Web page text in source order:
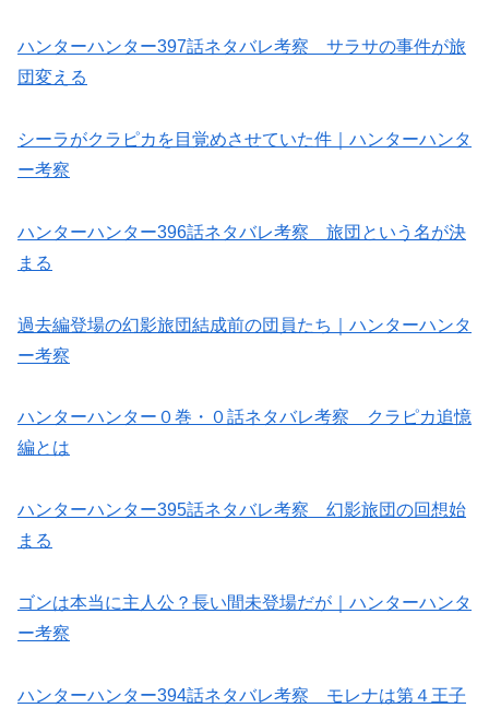
ハンターハンター397話ネタバレ考察 サラサの事件が旅
団変える
シーラがクラピカを目覚めさせていた件｜ハンターハンタ
ー考察
ハンターハンター396話ネタバレ考察 旅団という名が決
まる
過去編登場の幻影旅団結成前の団員たち｜ハンターハンタ
ー考察
ハンターハンター０巻・０話ネタバレ考察 クラピカ追憶
編とは
ハンターハンター395話ネタバレ考察 幻影旅団の回想始
まる
ゴンは本当に主人公？長い間未登場だが｜ハンターハンタ
ー考察
ハンターハンター394話ネタバレ考察 モレナは第４王子